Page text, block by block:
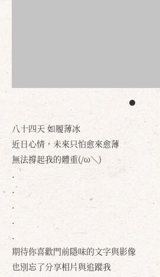
八十四天 如履薄冰
近日心情，未來只怕愈來愈薄
無法撐起我的體重(/ω＼)
.
.
.
.
.
期待你喜歡門前隱味的文字與影像
也別忘了分享相片與追蹤我